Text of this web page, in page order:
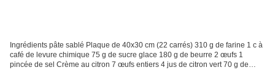
Ingrédients pâte sablé Plaque de 40x30 cm (22 carrés) 310 g de farine 1 c à
café de levure chimique 75 g de sucre glace 180 g de beurre 2 œufs 1
pincée de sel Crème au citron 7 œufs entiers 4 jus de citron vert 70 g de